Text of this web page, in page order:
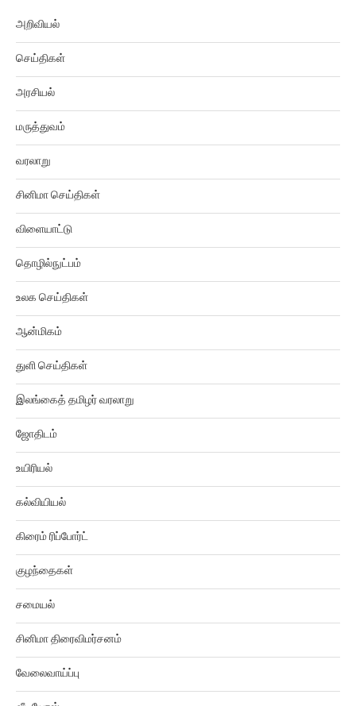
செய்திகள்
அரசியல்
மருத்துவம்
வரலாறு
சினிமா செய்திகள்
விளையாட்டு
தொழில்நுட்பம்
உலக செய்திகள்
ஆன்மிகம்
துளி செய்திகள்
இலங்கைத் தமிழர் வரலாறு
ஜோதிடம்
உயிரியல்
கல்வியியல்
கிரைம் ரிப்போர்ட்
குழந்தைகள்
சமையல்
சினிமா திரைவிமர்சனம்
வேலைவாய்ப்பு
வீடியோஸ்